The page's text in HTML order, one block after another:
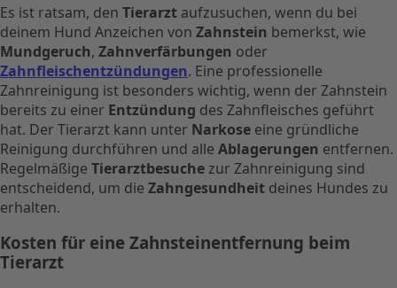
Es ist ratsam, den Tierarzt aufzusuchen, wenn du bei
deinem Hund Anzeichen von Zahnstein bemerkst, wie
Mundgeruch, Zahnverfärbungen oder
Zahnfleischentzündungen. Eine professionelle
Zahnreinigung ist besonders wichtig, wenn der Zahnstein
bereits zu einer Entzündung des Zahnfleisches geführt
hat. Der Tierarzt kann unter Narkose eine gründliche
Reinigung durchführen und alle Ablagerungen entfernen.
Regelmäßige Tierarztbesuchezur Zahnreinigung sind
entscheidend, um die Zahngesundheit deines Hundes zu
erhalten.
Kosten für eine Zahnsteinentfernung beim
Tierarzt